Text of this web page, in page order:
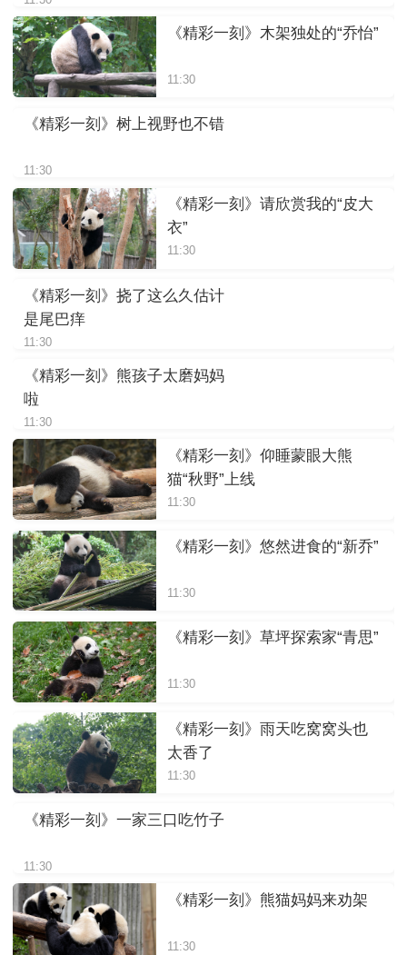
《精彩一刻》木架独处的“乔怡”
11:30
《精彩一刻》树上视野也不错
11:30
《精彩一刻》请欣赏我的“皮大
衣”
11:30
《精彩一刻》挠了这么久估计
是尾巴痒
11:30
《精彩一刻》熊孩子太磨妈妈
啦
11:30
《精彩一刻》仰睡蒙眼大熊
猫“秋野”上线
11:30
《精彩一刻》悠然进食的“新乔”
11:30
《精彩一刻》草坪探索家“青思”
11:30
《精彩一刻》雨天吃窝窝头也
太香了
11:30
《精彩一刻》一家三口吃竹子
11:30
《精彩一刻》熊猫妈妈来劝架
11:30